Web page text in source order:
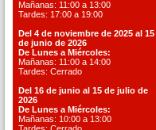
Mañanas: 11:00 a 13:00
Tardes: 17:00 a 19:00
Del 4 de noviembre de 2025 al 15
de junio de 2026
De Lunes a Miércoles:
Mañanas: 11:00 a 14:00
Tardes: Cerrado
Del 16 de junio al 15 de julio de
2026
De Lunes a Miércoles:
Mañanas: 10:00 a 13:00